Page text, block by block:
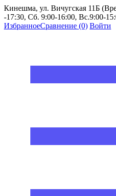
Кинешма, ул. Вичугская 11Б
-17:30, Сб. 9:00-16:00, Вс.9:00-
ИзбранноеСравнение (0) Войти